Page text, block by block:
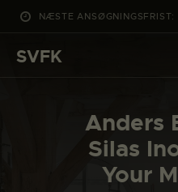
NÆSTE
SVFK
Anders
Silas
Your
DET SKER
PROJEKTER
CHANNEL